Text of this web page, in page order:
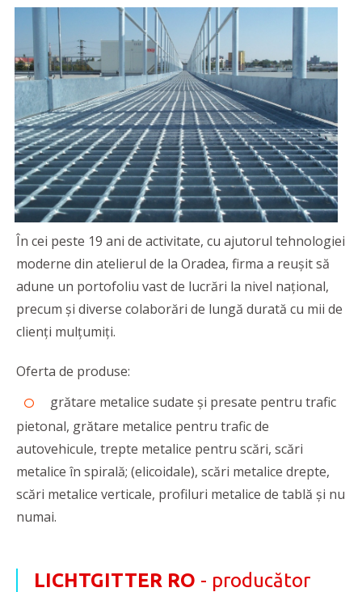
În cei peste 19 ani de activitate, cu ajutorul tehnologiei
moderne din atelierul de la Oradea, firma a reușit să
adune un portofoliu vast de lucrări la nivel național,
precum și diverse colaborări de lungă durată cu mii de
clienți mulțumiți.
Oferta de produse:
grătare metalice sudate și presate pentru trafic
pietonal, grătare metalice pentru trafic de
autovehicule, trepte metalice pentru scări, scări
metalice în spirală; (elicoidale), scări metalice drepte,
scări metalice verticale, profiluri metalice de tablă și nu
numai.
LICHTGITTER RO - producător